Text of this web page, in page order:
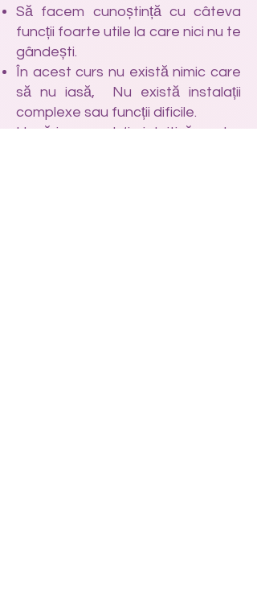
Să facem cunoștință cu câteva
funcții foarte utile la care nici nu te
gândești.
În acest curs nu există nimic care
să nu iasă, Nu există instalații
complexe sau funcții dificile.
Urmărim o evoluție intuitivă pentru